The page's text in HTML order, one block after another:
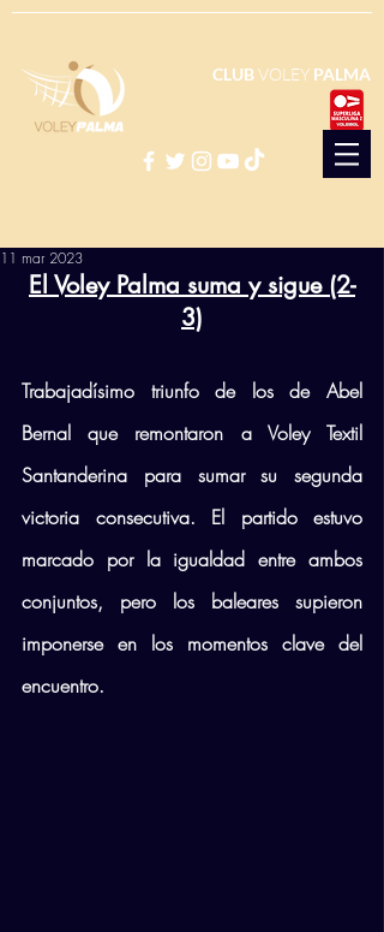
CLUBVOLEY PALMA
11 mar 2023
El Voley Palma suma y sigue (2-
3)
Trabajadísimo triunfo de los de Abel
Bernal que remontaron a Voley Textil
Santanderina para sumar su segunda
victoria consecutiva. El partido estuvo
marcado por la igualdad entre ambos
conjuntos, pero los baleares supieron
imponerse en los momentos clave del
encuentro.